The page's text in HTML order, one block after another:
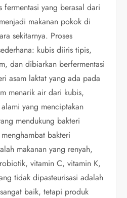
fermentasi yang berasal dari
makanan pokok di
sekitarnya. Proses
kubis diiris tipis,
dan dibiarkan berfermentasi
asam laktat yang ada pada
menarik air dari kubis,
yang menciptakan
mendukung bakteri
bakteri
makanan yang renyah,
vitamin C, vitamin K,
tidak dipasteurisasi adalah
baik, tetapi produk